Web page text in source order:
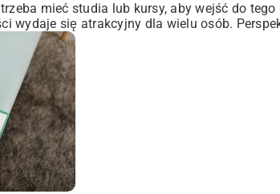
mieć studia lub kursy, aby wejść do tego
wydaje się atrakcyjny dla wielu osób.